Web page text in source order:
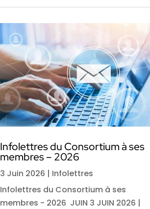
Infolettres du Consortium à ses
membres – 2026
3 Juin 2026 | Infolettres
Infolettres du Consortium à ses
membres - 2026 JUIN 3 JUIN 2026 |